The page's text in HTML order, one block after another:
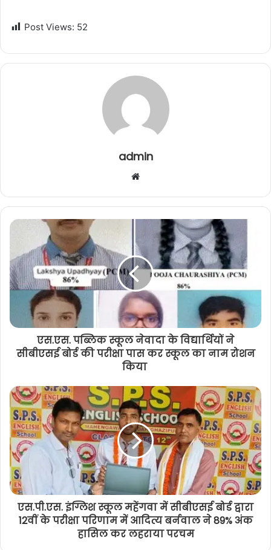
Post Views: 52
admin
b
s
t
e
एस.एस. पब्लिक स्कूल नेवादा के विद्यार्थियों ने
सीबीएसई बोर्ड की परीक्षा पास कर स्कूल का नाम रोशन
किया
एस.पी.एस. इंग्लिश स्कूल महेंगवा में सीबीएसई बोर्ड द्वारा
12वीं के परीक्षा परिणाम में आदित्य बर्नवाल ने 89% अंक
हासिल कर लहराया परचम